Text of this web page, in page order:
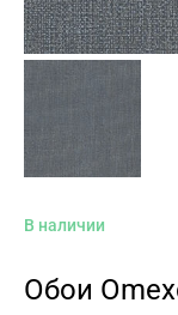
В наличии
Обои